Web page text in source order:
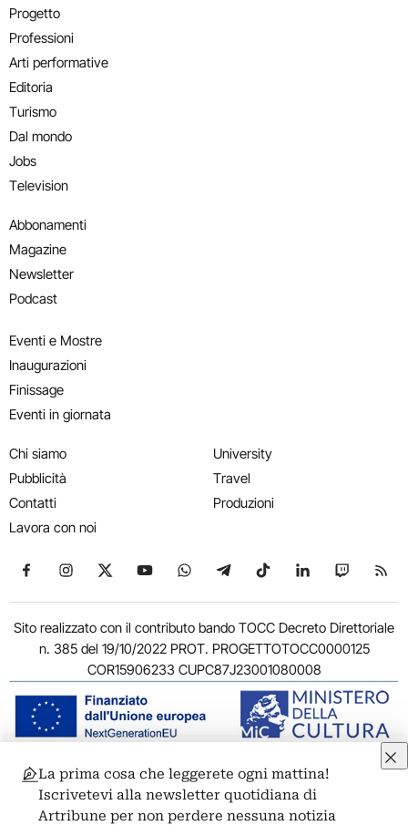
Progetto
Professioni
Arti performative
Editoria
Turismo
Dal mondo
Jobs
Television
Abbonamenti
Magazine
Newsletter
Podcast
Eventi e Mostre
Inaugurazioni
Finissage
Eventi in giornata
Chi siamo
Pubblicità
Contatti
Lavora con noi
University
Travel
Produzioni
Seguici su Facebook
Seguici su Instagram
Seguici su X
Seguici su YouTube
Seguici su WhatsApp
Seguici su Telegram
Seguici su TikTok
Seguici su
Seguici
Sito realizzato con il contributo bando TOCC Decreto Direttoriale
n. 385 del 19/10/2022 PROT. PROGETTOTOCC0000125
COR15906233 CUPC87J23001080008
© 2011-2026 ARTRIBUNE srl – Corso Vittorio Emanuele II, 287 –
00186 Roma - P.I. 11381581005
Privacy: Responsabile della protezione dei dati personali
La prima cosa che leggerete ogni mattina!
Iscrivetevi alla newsletter quotidiana di
Artribune per non perdere nessuna notizia